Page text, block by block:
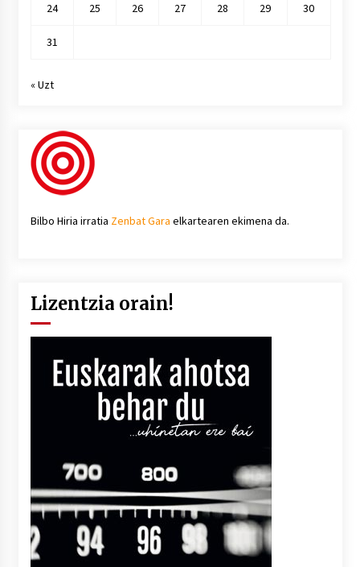
24 25 26 27 28 29 30
31
« Uzt
Bilbo Hiria irratia Zenbat Gara elkartearen ekimena da.
Lizentzia orain!